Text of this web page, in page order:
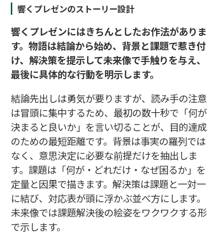
響くプレゼンのストーリー設計
響くプレゼンにはきちんとしたお作法がありま
す。物語は結論から始め、背景と課題で惹き付
け、解決策を提示して未来像で手触りを与え、
最後に具体的な行動を明示します。
結論先出しは勇気が要りますが、読み手の注意
は冒頭に集中するため、最初の数十秒で「何が
決まると良いか」を言い切ることが、目的達成
のための最短距離です。背景は事実の羅列では
なく、意思決定に必要な前提だけを抽出しま
す。課題は「何が・どれだけ・なぜ困るか」を
定量と因果で描きます。解決策は課題と一対一
に結び、対応表が頭に浮かぶ並べ方にします。
未来像では課題解決後の絵姿をワクワクする形
で示します。